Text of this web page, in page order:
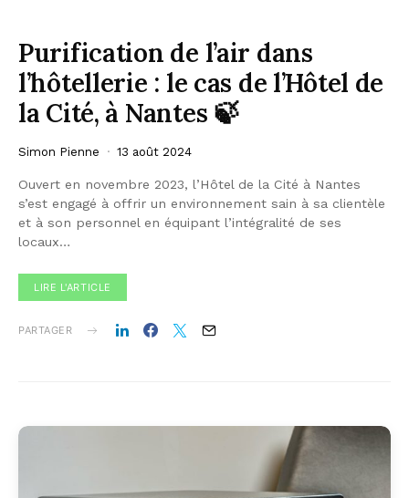
Purification de l’air dans
l’hôtellerie : le cas de l’Hôtel de
la Cité, à Nantes 🍃
Simon Pienne 13 août 2024
Ouvert en novembre 2023, l’Hôtel de la Cité à Nantes
s’est engagé à offrir un environnement sain à sa clientèle
et à son personnel en équipant l’intégralité de ses
locaux…
LIRE L'ARTICLE
PARTAGER